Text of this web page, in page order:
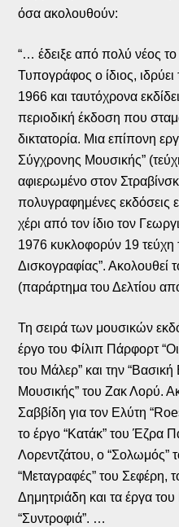
όσα ακολουθούν:
“… έδειξε από πολύ νέος το
Τυπογράφος ο ίδιος,
1966 και ταυτόχρονα
περιοδική έκδοση που
δικτατορία. Μια επίπονη
Σύγχρονης Μουσικής”
αφιερωμένο στον
πολυγραφημένες εκδόσεις
χέρι από τον ίδιο τον
1976 κυκλοφορύν 19 τεύχη
Δισκογραφίας”. Ακολουθεί
(παράρτημα του Δελτίου
Τη σειρά των μουσικών
έργο του Φίλιπ Πάρφορτ
του Μάλερ” και την
Μουσικής” του Ζακ Λορύ.
Σαββίδη για τον Ελύτη
το έργο “Κατάκ” του Έζρα
Λορεντζάτου, ο “Σολωμός”
“Μεταγραφές” του Σεφέρη,
Δημητριάδη και τα έργα του
“Συντροφιά”. …